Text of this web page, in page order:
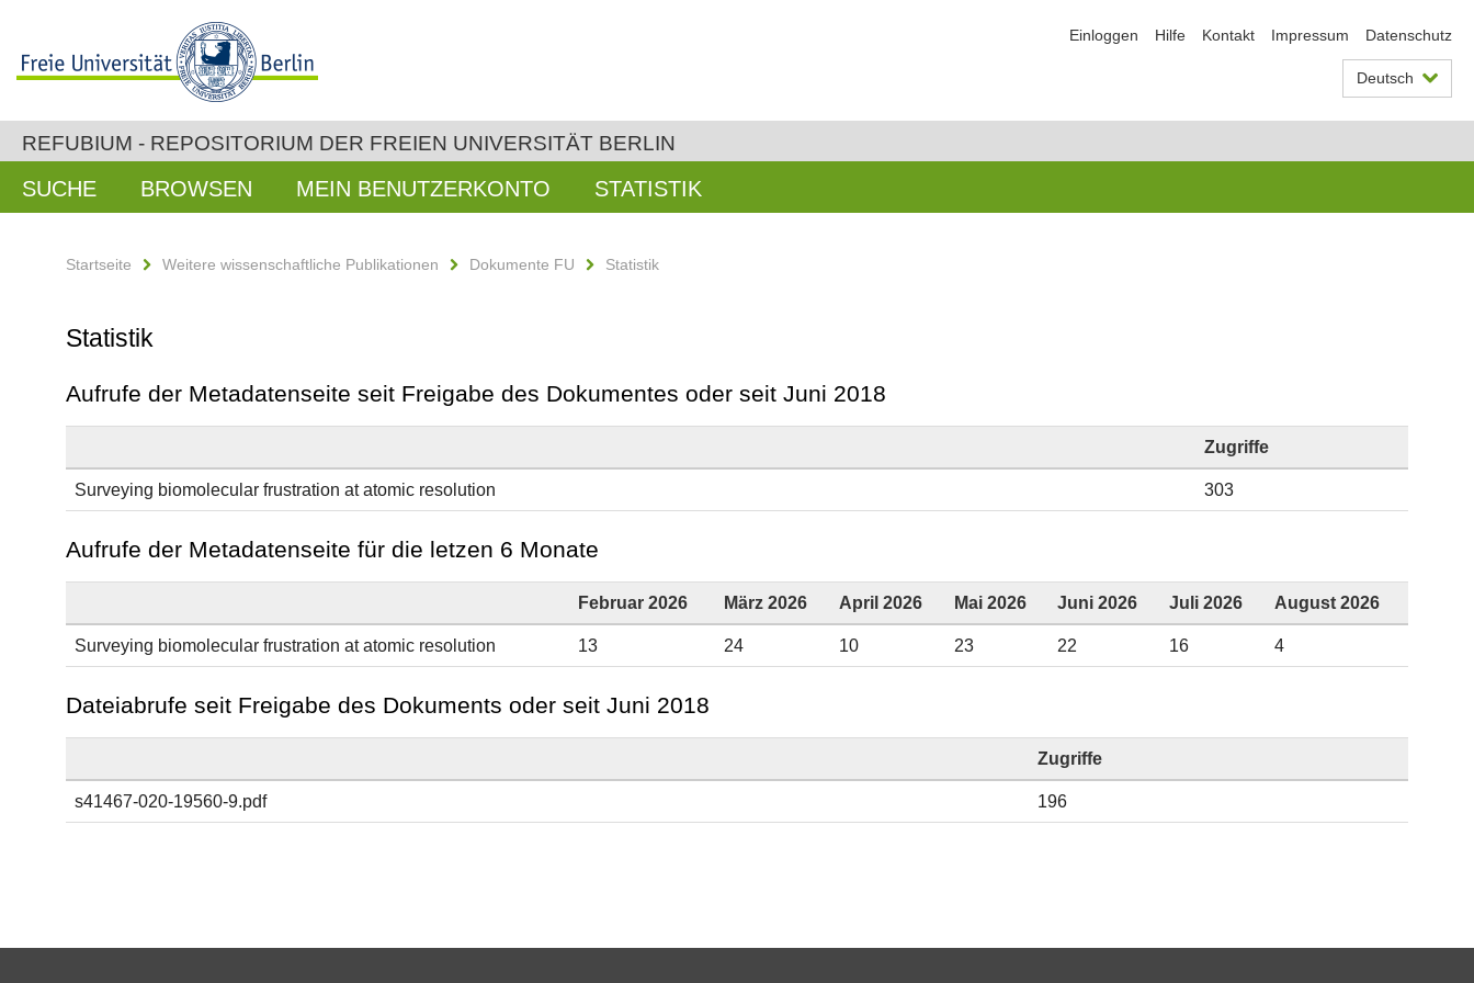
Einloggen Hilfe Kontakt Impressum Datenschutz
Deutsch
REFUBIUM - REPOSITORIUM DER FREIEN UNIVERSITÄT BERLIN
SUCHE BROWSEN MEIN BENUTZERKONTO STATISTIK
Startseite Weitere wissenschaftliche Publikationen Dokumente FU Statistik
Statistik
Aufrufe der Metadatenseite seit Freigabe des Dokumentes oder seit Juni 2018
Zugriffe
Surveying biomolecular frustration at atomic resolution 303
Aufrufe der Metadatenseite für die letzen 6 Monate
Februar 2026 März 2026 April 2026 Mai 2026 Juni 2026 Juli 2026 August 2026
Surveying biomolecular frustration at atomic resolution 13 24 10 23 22 16 4
Dateiabrufe seit Freigabe des Dokuments oder seit Juni 2018
Zugriffe
s41467-020-19560-9.pdf 196